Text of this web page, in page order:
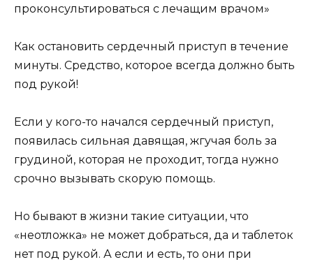
проконсультироваться с лечащим врачом»
Как остановить сердечный приступ в течение
минуты. Средство, которое всегда должно быть
под рукой!
Если у кого-то начался сердечный приступ,
появилась сильная давящая, жгучая боль за
грудиной, которая не проходит, тогда нужно
срочно вызывать скорую помощь.
Но бывают в жизни такие ситуации, что
«неотложка» не может добраться, да и таблеток
нет под рукой. А если и есть, то они при